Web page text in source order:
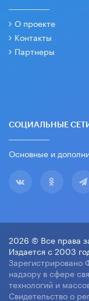
О проекте
Контакты
Партнеры
СОЦИАЛЬНЫЕ
Основные и
2026 © Все права
Издается с 2003
Зарегистрировано
надзору в сфере
технологий и
Свидетельство о